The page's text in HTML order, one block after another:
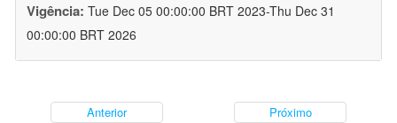
Vigência: Tue Dec 05 00:00:00 BRT 2023-Thu Dec 31
00:00:00 BRT 2026
Anterior Próximo